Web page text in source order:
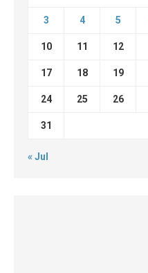
3 4 5
10 11 12
17 18 19
24 25 26
31
« Jul